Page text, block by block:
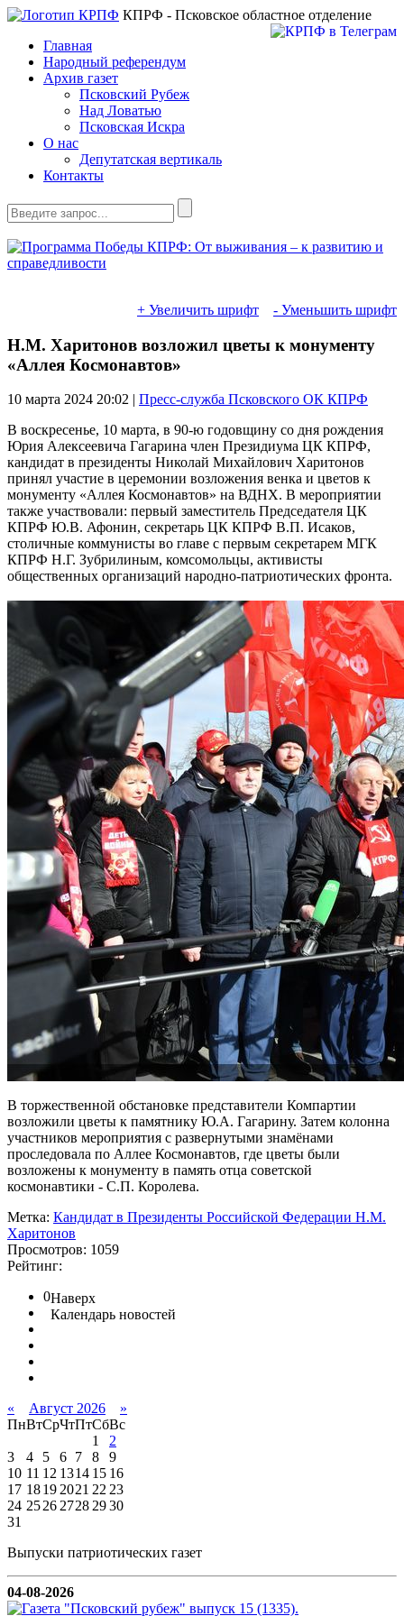
КПРФ - Псковское областное отделение
Главная
Народный референдум
Архив газет
Псковский Рубеж
Над Ловатью
Псковская Искра
О нас
Депутатская вертикаль
Контакты
+ Увеличить шрифт - Уменьшить шрифт
Н.М. Харитонов возложил цветы к монументу
«Аллея Космонавтов»
10 марта 2024 20:02 | Пресс-служба Псковского ОК КПРФ
В воскресенье, 10 марта, в 90-ю годовщину со дня рождения
Юрия Алексеевича Гагарина член Президиума ЦК КПРФ,
кандидат в президенты Николай Михайлович Харитонов
принял участие в церемонии возложения венка и цветов к
монументу «Аллея Космонавтов» на ВДНХ. В мероприятии
также участвовали: первый заместитель Председателя ЦК
КПРФ Ю.В. Афонин, секретарь ЦК КПРФ В.П. Исаков,
столичные коммунисты во главе с первым секретарем МГК
КПРФ Н.Г. Зубрилиным, комсомольцы, активисты
общественных организаций народно-патриотических фронта.
В торжественной обстановке представители Компартии
возложили цветы к памятнику Ю.А. Гагарину. Затем колонна
участников мероприятия с развернутыми знамёнами
проследовала по Аллее Космонавтов, где цветы были
возложены к монументу в память отца советской
космонавтики - С.П. Королева.
Метка: Кандидат в Президенты Российской Федерации Н.М.
Харитонов
Просмотров: 1059
Рейтинг:
0Наверх
Календарь новостей
« Август 2026
»
ПнВтСрЧтПтСбВс
1
2
3
4 5 6 7 8
9
10 11 12 1314 15 16
17 18192021 2223
24 252627282930
31
Выпуски патриотических газет
04-08-2026